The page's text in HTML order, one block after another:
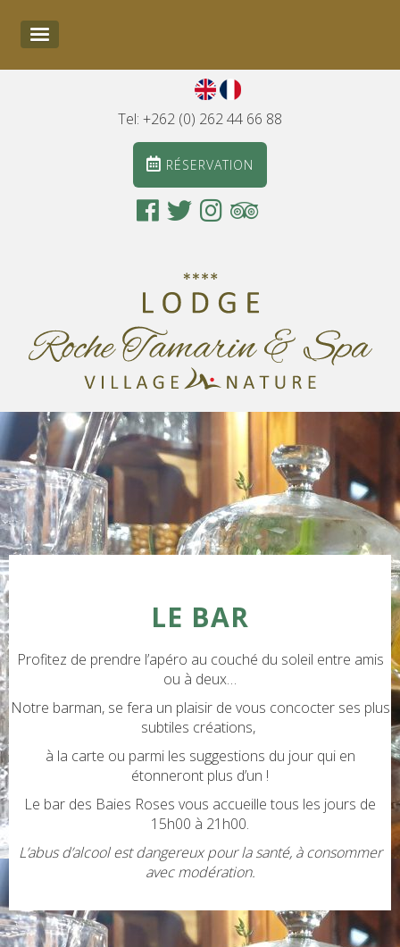
Tel: +262 (0) 262 44 66 88
RÉSERVATION
LE BAR
Profitez de prendre l’apéro au couché du soleil entre amis
ou à deux…
Notre barman, se fera un plaisir de vous concocter ses plus
subtiles créations,
à la carte ou parmi les suggestions du jour qui en
étonneront plus d’un !
Le bar des Baies Roses vous accueille tous les jours de
15h00 à 21h00.
L’abus d’alcool est dangereux pour la santé, à consommer
avec modération.